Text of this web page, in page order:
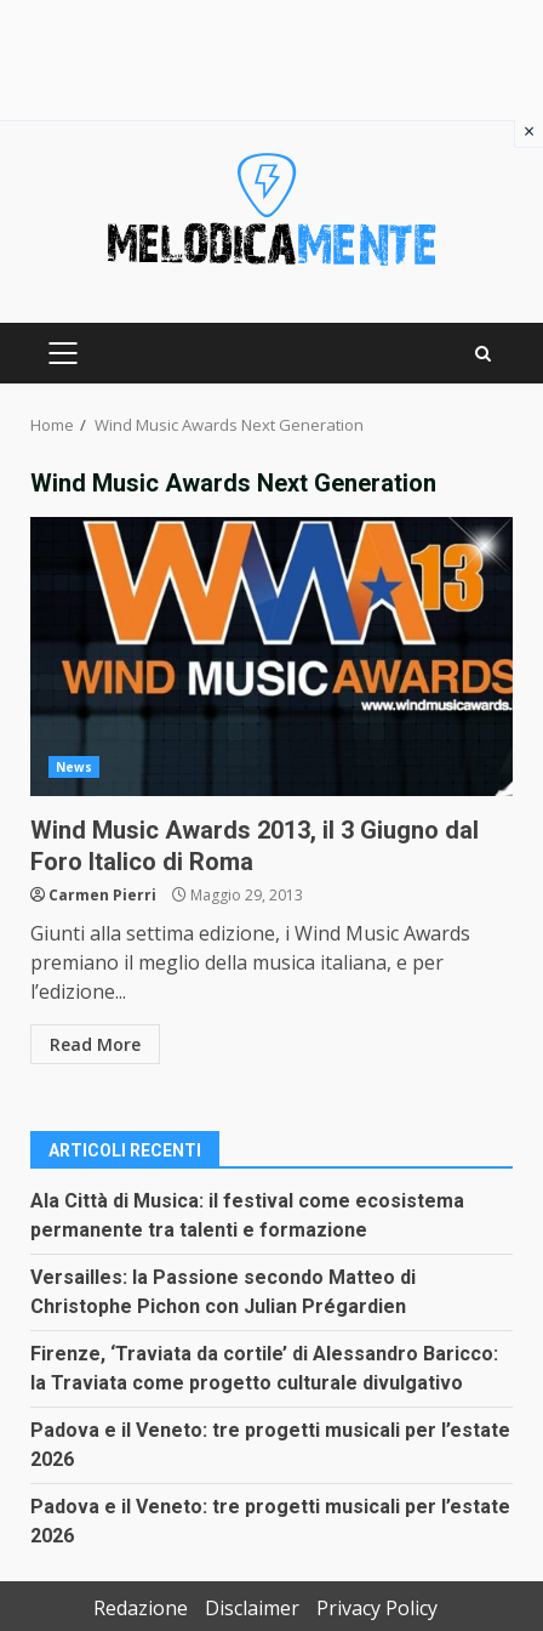
PRIMARY
Home Wind Music Awards Next Generation
Wind Music Awards Next Generation
News
Wind Music Awards 2013, il 3 Giugno dal
Foro Italico di Roma
Carmen Pierri Maggio 29, 2013
Giunti alla settima edizione, i Wind Music Awards
premiano il meglio della musica italiana, e per
l’edizione...
Read More
ARTICOLI RECENTI
Ala Città di Musica: il festival come ecosistema
permanente tra talenti e formazione
Versailles: la Passione secondo Matteo di
Christophe Pichon con Julian Prégardien
Firenze, ‘Traviata da cortile’ di Alessandro Baricco:
la Traviata come progetto culturale divulgativo
Padova e il Veneto: tre progetti musicali per l’estate
2026
Padova e il Veneto: tre progetti musicali per l’estate
2026
Redazione Disclaimer Privacy Policy
×